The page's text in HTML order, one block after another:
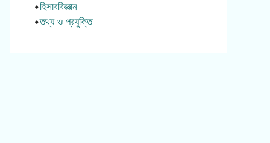
•হিসাববিজ্ঞান
•তথ্য ও প্রযুক্তি